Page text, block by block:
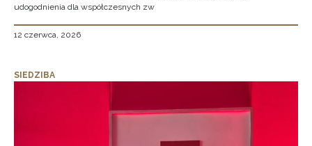
udogodnienia dla współczesnych zw
12 czerwca, 2026
SIEDZIBA